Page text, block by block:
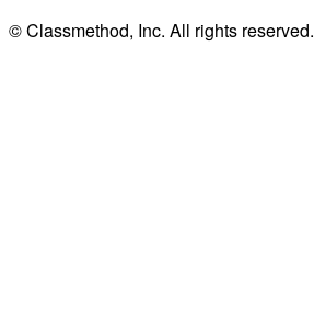
© Classmethod, Inc. All rights reserved.